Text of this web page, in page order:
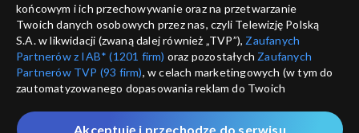
końcowym i ich przechowywanie oraz na przetwarzanie
Twoich danych osobowych przez nas, czyli Telewizję Polską
S.A. w likwidacji (zwaną dalej również „TVP”), Zaufanych
Partnerów z IAB* (1201 firm) oraz pozostałych Zaufanych
Partnerów TVP (93 firm), w celach marketingowych (w tym do
zautomatyzowanego dopasowania reklam do Twoich
które wskazujemy poniżej, a także zgody na udostępnianie
Akceptuję i przechodzę do serwisu